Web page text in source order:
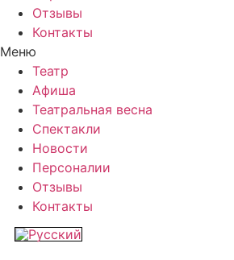
Отзывы
Контакты
Меню
Театр
Афиша
Театральная весна
Спектакли
Новости
Персоналии
Отзывы
Контакты